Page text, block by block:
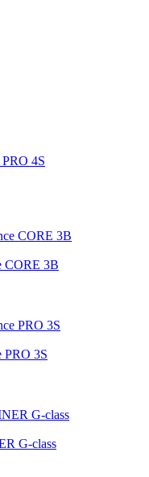
4S
CORE 3B
PRO 3S
G-class